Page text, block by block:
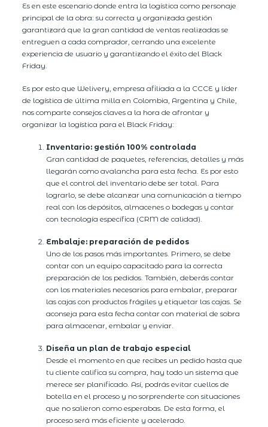
Es en este escenario donde entra la logística como personaje
principal de la obra: su correcta y organizada gestión
garantizará que la gran cantidad de ventas realizadas se
entreguen a cada comprador, cerrando una excelente
experiencia de usuario y garantizando el éxito del Black
Friday.
Es por esto que Welivery, empresa afiliada a la CCCE y líder
de logística de última milla en Colombia, Argentina y Chile,
nos comparte consejos claves a la hora de afrontar y
organizar la logística para el Black Friday:
Inventario: gestión 100% controlada
Gran cantidad de paquetes, referencias, detalles y más
llegarán como avalancha para esta fecha. Es por esto
que el control del inventario debe ser total. Para
lograrlo, se debe alcanzar una comunicación a tiempo
real con los depósitos, almacenes o bodegas y contar
con tecnología específica (CRM de calidad).
Embalaje: preparación de pedidos
Uno de los pasos más importantes. Primero, se debe
contar con un equipo capacitado para la correcta
preparación de los pedidos. También, deberás contar
con los materiales necesarios para embalar, preparar
las cajas con productos frágiles y etiquetar las cajas. Se
aconseja para esta fecha contar con material de sobra
para almacenar, embalar y enviar.
Diseña un plan de trabajo especial
Desde el momento en que recibes un pedido hasta que
tu cliente califica su compra, hay todo un sistema que
merece ser planificado. Así, podrás evitar cuellos de
botella en el proceso y no sorprenderte con situaciones
que no salieron como esperabas. De esta forma, el
proceso será más eficiente y acelerado.